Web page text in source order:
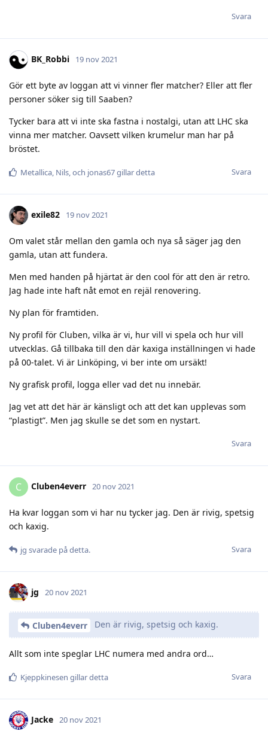
Svara
BK_Robbi 19 nov 2021
Gör ett byte av loggan att vi vinner fler matcher? Eller att fler
personer söker sig till Saaben?
Tycker bara att vi inte ska fastna i nostalgi, utan att LHC ska
vinna mer matcher. Oavsett vilken krumelur man har på
bröstet.
Svara
Metallica, Nils, och jonas67gillar detta
exile82 19 nov 2021
Om valet står mellan den gamla och nya så säger jag den
gamla, utan att fundera.
Men med handen på hjärtat är den cool för att den är retro.
Jag hade inte haft nåt emot en rejäl renovering.
Ny plan för framtiden.
Ny profil för Cluben, vilka är vi, hur vill vi spela och hur vill
utvecklas. Gå tillbaka till den där kaxiga inställningen vi hade
på 00-talet. Vi är Linköping, vi ber inte om ursäkt!
Ny grafisk profil, logga eller vad det nu innebär.
Jag vet att det här är känsligt och att det kan upplevas som
“plastigt”. Men jag skulle se det som en nystart.
Svara
C Cluben4everr 20 nov 2021
Ha kvar loggan som vi har nu tycker jag. Den är rivig, spetsig
och kaxig.
Svara
jg svarade på detta.
jg 20 nov 2021
Cluben4everr Den är rivig, spetsig och kaxig.
Allt som inte speglar LHC numera med andra ord…
Svara
Kjeppkinesen gillar detta
Jacke 20 nov 2021